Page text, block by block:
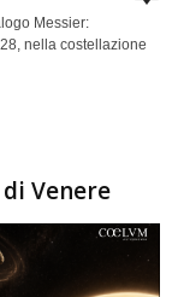
Messier:
nella costellazione
Venere